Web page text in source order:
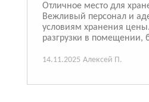
Отличное место для
Вежливый персонал и
условиям хранения
разгрузки в помещении,
14.11.2025 Алексей П.